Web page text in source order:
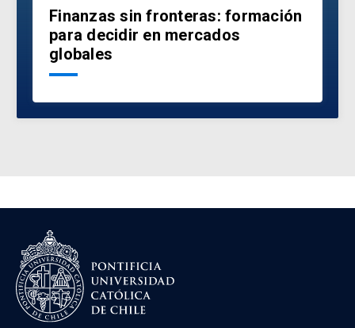
Finanzas sin fronteras: formación
para decidir en mercados
globales